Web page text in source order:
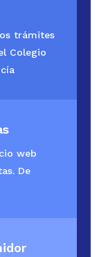
trámites
Colegio
web
De